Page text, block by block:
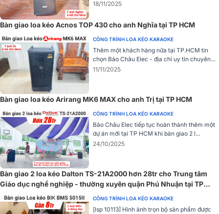
Loa được tích hợp sẵn phần mềm tương hợp với cả hệ điều hành
Android và iOS, bạn có thể điều chỉnh nhạc ngay trên các thiết bị di
động thông qua kết nối Bluetooth.
Chứng nhận CO, CQ của loa kéo sansui
Sở hữu nhiều ưu điểm nổi bật và tính năng hiện đại nhất,
Sansui SG10-15rất đáng để sở hữu. Hãy liên hệ hotline
để được tư vấn và hỗ trợ mua hàng chính hãng giá tốt nhất.
18/11/2025
Bàn giao loa kéo Acnos TOP 430 cho anh Nghĩa tại TP HCM
CÔNG TRÌNH LOA KÉO KARAOKE
Thêm một khách hàng nữa tại TP.HCM tin
chọn Bảo Châu Elec - địa chỉ uy tín chuyên...
11/11/2025
Bàn giao loa kéo Arirang MK6 MAX cho anh Trị tại TP HCM
CÔNG TRÌNH LOA KÉO KARAOKE
Bảo Châu Elec tiếp tục hoàn thành thêm một
dự án mới tại TP HCM khi bàn giao 2 l...
24/10/2025
Bàn giao 2 loa kéo Dalton TS-21A2000 hơn 28tr cho Trung tâm
Giáo dục nghề nghiệp - thường xuyên quận Phú Nhuận tại TP
HCM
CÔNG TRÌNH LOA KÉO KARAOKE
[lsp 10113] Hình ảnh trọn bộ sản phẩm được